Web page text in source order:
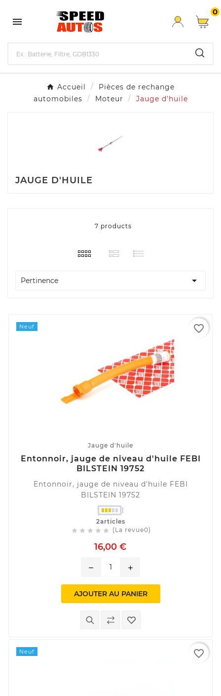

0
Accueil
Pièces de rechange
automobiles
Moteur Jauge d'huile
JAUGE D'HUILE
7 products
Pertinence 
Neuf
Jauge d'huile
Entonnoir, jauge de niveau d'huile FEBI
BILSTEIN 19752
Entonnoir, jauge de niveau d'huile FEBI
BILSTEIN 19752
2articles
     (La revue0)
16,00 €
remove add
AJOUTER AU PANIER
favorite_border
Neuf favorite_border